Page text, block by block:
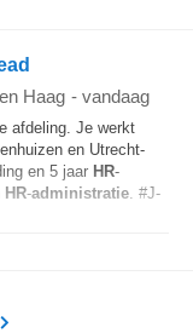
Haag - vandaag
afdeling. Je werkt
en Utrecht-
en 5 jaar HR-
HR-administratie. #J-